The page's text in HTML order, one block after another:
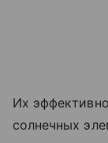
Их
солнечных